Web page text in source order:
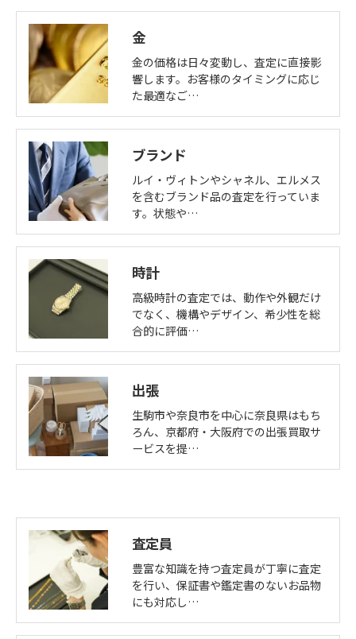
金
金の価格は日々変動し、査定に直接影
響します。お客様のタイミングに応じ
た最適なご…
ブランド
ルイ・ヴィトンやシャネル、エルメス
を含むブランド品の査定を行っていま
す。状態や…
時計
高級時計の査定では、動作や外観だけ
でなく、機構やデザイン、希少性を総
合的に評価…
出張
生駒市や奈良市を中心に奈良県はもち
ろん、京都府・大阪府での出張買取サ
ービスを提…
査定員
豊富な知識を持つ査定員が丁寧に査定
を行い、保証書や鑑定書のないお品物
にも対応し…